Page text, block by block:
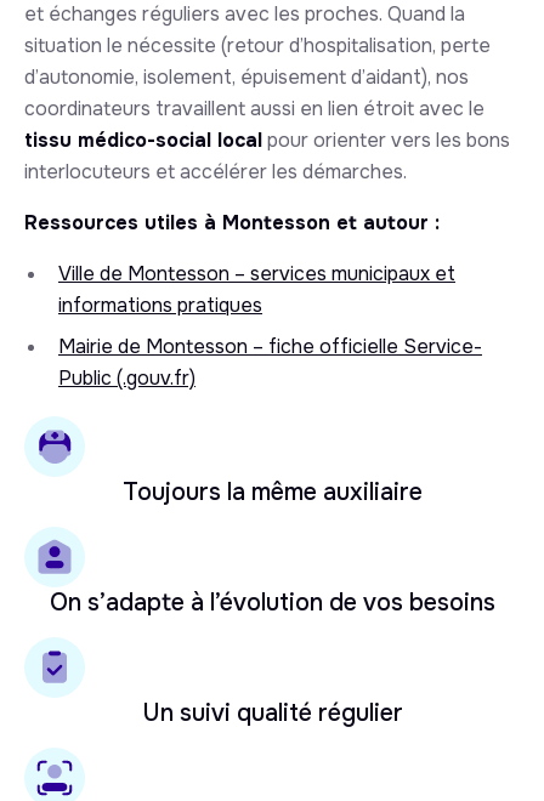
et échanges réguliers avec les proches. Quand la
situation le nécessite (retour d’hospitalisation, perte
d’autonomie, isolement, épuisement d’aidant), nos
coordinateurs travaillent aussi en lien étroit avec le
tissu médico-social localpour orienter vers les bons
interlocuteurs et accélérer les démarches.
Ressources utiles à Montesson et autour :
Ville de Montesson – services municipaux et
informations pratiques
Mairie de Montesson – fiche officielle Service-
Public (.gouv.fr)
Toujours la même auxiliaire
On s’adapte à l’évolution de vos besoins
Un suivi qualité régulier